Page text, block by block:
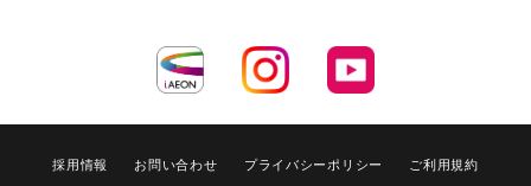
採用情報 お問い合わせ プライバシーポリシー ご利用規約